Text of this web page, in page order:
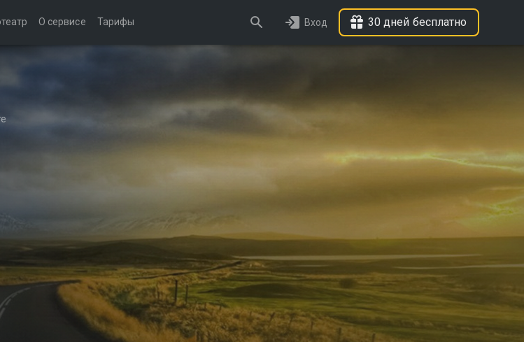
О сервисе Тарифы Вход 30 дней бесплатно